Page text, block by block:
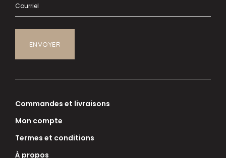
Commandes et livraisons
Mon compte
Termes et conditions
À propos